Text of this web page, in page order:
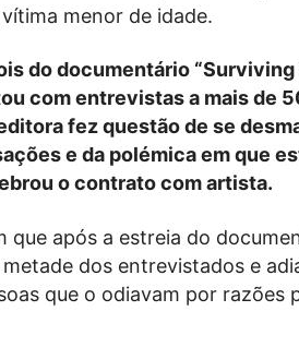
menor de idade.
do documentário “Surviving
com entrevistas a mais de
fez questão de se
e da polémica em que
o contrato com artista.
que após a estreia do
dos entrevistados e
que o odiavam por razões